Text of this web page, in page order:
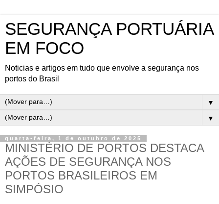
SEGURANÇA PORTUÁRIA
EM FOCO
Noticias e artigos em tudo que envolve a segurança nos
portos do Brasil
▼
▼
quarta-feira, 1 de outubro de 2025
MINISTÉRIO DE PORTOS DESTACA
AÇÕES DE SEGURANÇA NOS
PORTOS BRASILEIROS EM
SIMPÓSIO